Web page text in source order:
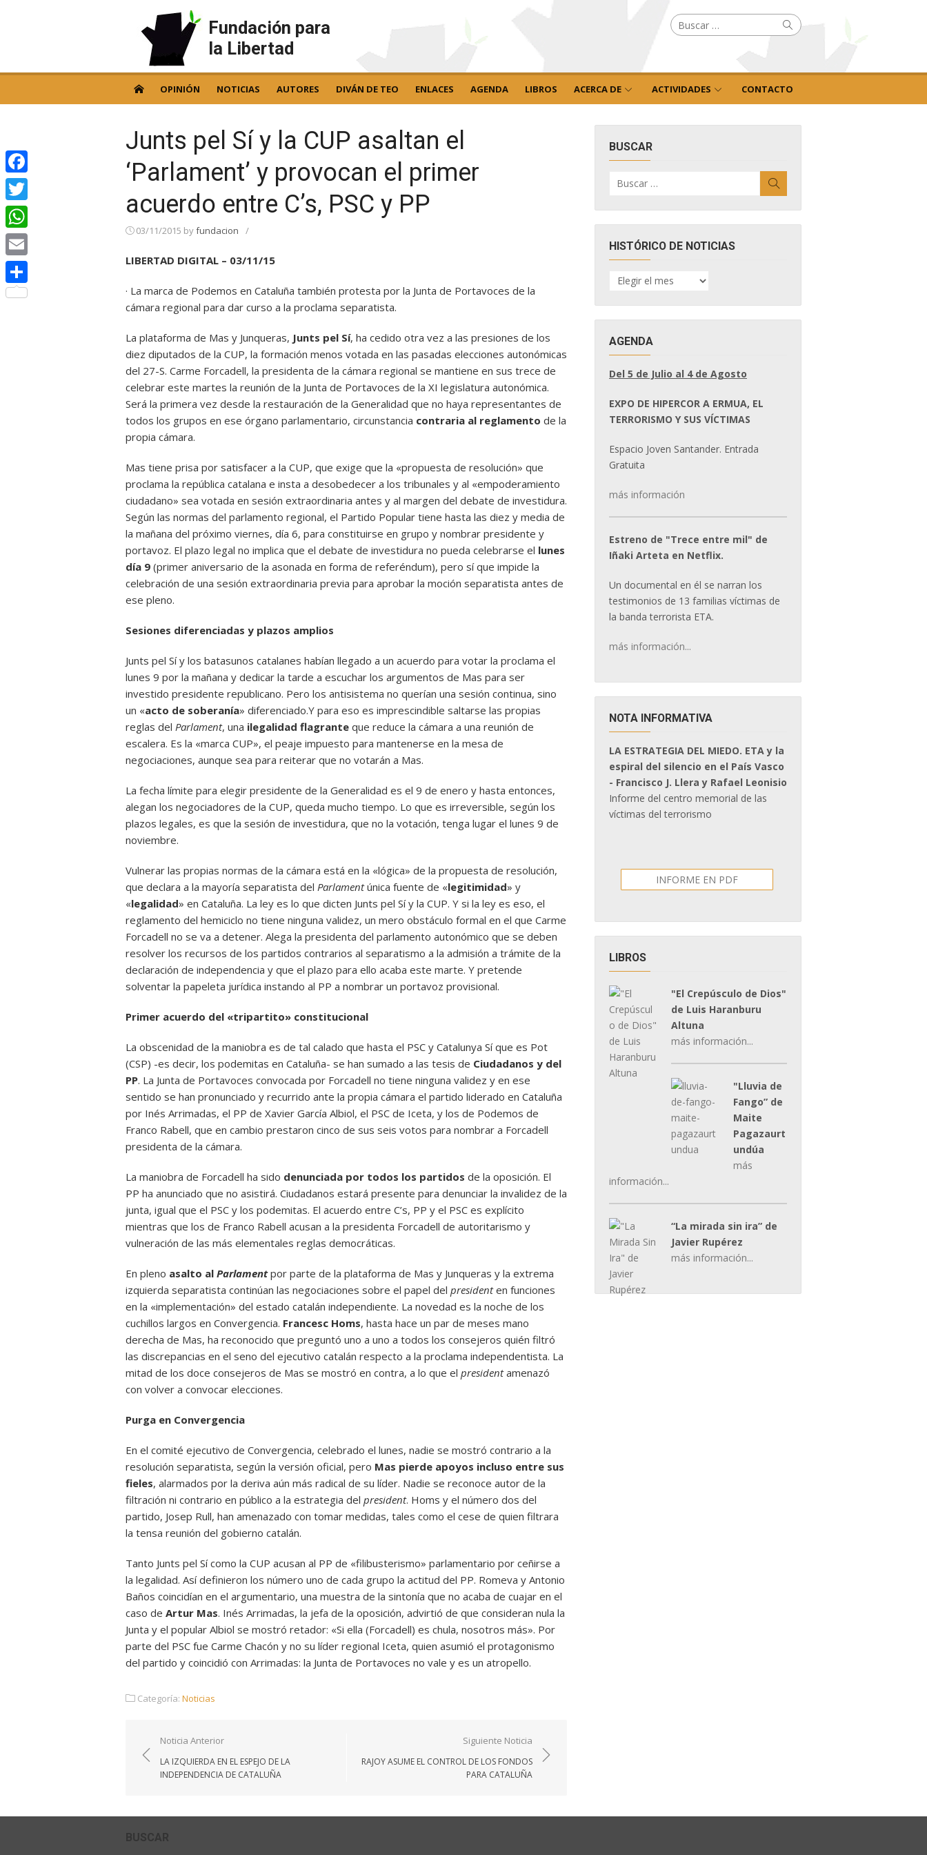
Fundación para
la Libertad
Buscar
por: Buscar
OPINIÓN NOTICIAS AUTORES DIVÁN DE TEO ENLACES AGENDA LIBROS ACERCA DE ACTIVIDADES CONTACTO
Junts pel Sí y la CUP asaltan el
‘Parlament’ y provocan el primer
acuerdo entre C’s, PSC y PP
03/11/2015 byfundacion /
LIBERTAD DIGITAL – 03/11/15
· La marca de Podemos en Cataluña también protesta por la Junta de Portavoces de la
cámara regional para dar curso a la proclama separatista.
La plataforma de Mas y Junqueras, Junts pel Sí, ha cedido otra vez a las presiones de los
diez diputados de la CUP, la formación menos votada en las pasadas elecciones autonómicas
del 27-S. Carme Forcadell, la presidenta de la cámara regional se mantiene en sus trece de
celebrar este martes la reunión de la Junta de Portavoces de la XI legislatura autonómica.
Será la primera vez desde la restauración de la Generalidad que no haya representantes de
todos los grupos en ese órgano parlamentario, circunstancia contraria al reglamento de la
propia cámara.
Mas tiene prisa por satisfacer a la CUP, que exige que la «propuesta de resolución» que
proclama la república catalana e insta a desobedecer a los tribunales y al «empoderamiento
ciudadano» sea votada en sesión extraordinaria antes y al margen del debate de investidura.
Según las normas del parlamento regional, el Partido Popular tiene hasta las diez y media de
la mañana del próximo viernes, día 6, para constituirse en grupo y nombrar presidente y
portavoz. El plazo legal no implica que el debate de investidura no pueda celebrarse el lunes
día 9 (primer aniversario de la asonada en forma de referéndum), pero sí que impide la
celebración de una sesión extraordinaria previa para aprobar la moción separatista antes de
ese pleno.
Sesiones diferenciadas y plazos amplios
Junts pel Sí y los batasunos catalanes habían llegado a un acuerdo para votar la proclama el
lunes 9 por la mañana y dedicar la tarde a escuchar los argumentos de Mas para ser
investido presidente republicano. Pero los antisistema no querían una sesión continua, sino
un «acto de soberanía» diferenciado.Y para eso es imprescindible saltarse las propias
reglas del Parlament, una ilegalidad flagrante que reduce la cámara a una reunión de
escalera. Es la «marca CUP», el peaje impuesto para mantenerse en la mesa de
negociaciones, aunque sea para reiterar que no votarán a Mas.
La fecha límite para elegir presidente de la Generalidad es el 9 de enero y hasta entonces,
alegan los negociadores de la CUP, queda mucho tiempo. Lo que es irreversible, según los
plazos legales, es que la sesión de investidura, que no la votación, tenga lugar el lunes 9 de
noviembre.
Vulnerar las propias normas de la cámara está en la «lógica» de la propuesta de resolución,
que declara a la mayoría separatista del Parlamentúnica fuente de «legitimidad» y
«legalidad» en Cataluña. La ley es lo que dicten Junts pel Sí y la CUP. Y si la ley es eso, el
reglamento del hemiciclo no tiene ninguna validez, un mero obstáculo formal en el que Carme
Forcadell no se va a detener. Alega la presidenta del parlamento autonómico que se deben
resolver los recursos de los partidos contrarios al separatismo a la admisión a trámite de la
declaración de independencia y que el plazo para ello acaba este marte. Y pretende
solventar la papeleta jurídica instando al PP a nombrar un portavoz provisional.
Primer acuerdo del «tripartito» constitucional
La obscenidad de la maniobra es de tal calado que hasta el PSC y Catalunya Sí que es Pot
(CSP) -es decir, los podemitas en Cataluña- se han sumado a las tesis de Ciudadanos y del
PP. La Junta de Portavoces convocada por Forcadell no tiene ninguna validez y en ese
sentido se han pronunciado y recurrido ante la propia cámara el partido liderado en Cataluña
por Inés Arrimadas, el PP de Xavier García Albiol, el PSC de Iceta, y los de Podemos de
Franco Rabell, que en cambio prestaron cinco de sus seis votos para nombrar a Forcadell
presidenta de la cámara.
La maniobra de Forcadell ha sido denunciada por todos los partidos de la oposición. El
PP ha anunciado que no asistirá. Ciudadanos estará presente para denunciar la invalidez de la
junta, igual que el PSC y los podemitas. El acuerdo entre C’s, PP y el PSC es explícito
mientras que los de Franco Rabell acusan a la presidenta Forcadell de autoritarismo y
vulneración de las más elementales reglas democráticas.
En pleno asalto al Parlamentpor parte de la plataforma de Mas y Junqueras y la extrema
izquierda separatista continúan las negociaciones sobre el papel del presidenten funciones
en la «implementación» del estado catalán independiente. La novedad es la noche de los
cuchillos largos en Convergencia. Francesc Homs, hasta hace un par de meses mano
derecha de Mas, ha reconocido que preguntó uno a uno a todos los consejeros quién filtró
las discrepancias en el seno del ejecutivo catalán respecto a la proclama independentista. La
mitad de los doce consejeros de Mas se mostró en contra, a lo que el presidentamenazó
con volver a convocar elecciones.
Purga en Convergencia
En el comité ejecutivo de Convergencia, celebrado el lunes, nadie se mostró contrario a la
resolución separatista, según la versión oficial, pero Mas pierde apoyos incluso entre sus
fieles, alarmados por la deriva aún más radical de su líder. Nadie se reconoce autor de la
filtración ni contrario en público a la estrategia del president. Homs y el número dos del
partido, Josep Rull, han amenazado con tomar medidas, tales como el cese de quien filtrara
la tensa reunión del gobierno catalán.
Tanto Junts pel Sí como la CUP acusan al PP de «filibusterismo» parlamentario por ceñirse a
la legalidad. Así definieron los número uno de cada grupo la actitud del PP. Romeva y Antonio
Baños coincidían en el argumentario, una muestra de la sintonía que no acaba de cuajar en el
caso de Artur Mas. Inés Arrimadas, la jefa de la oposición, advirtió de que consideran nula la
Junta y el popular Albiol se mostró retador: «Si ella (Forcadell) es chula, nosotros más». Por
parte del PSC fue Carme Chacón y no su líder regional Iceta, quien asumió el protagonismo
del partido y coincidió con Arrimadas: la Junta de Portavoces no vale y es un atropello.
Categoría: Noticias
Navegación
de
entradas
Noticia Anterior
LA IZQUIERDA EN EL ESPEJO DE LA
INDEPENDENCIA DE CATALUÑA
Siguiente Noticia
RAJOY ASUME EL CONTROL DE LOS FONDOS
PARA CATALUÑA
BUSCAR
por:
HISTÓRICO DE NOTICIAS
HISTÓRICO
DE
AGENDA
Del 5 de Julio al 4 de Agosto
EXPO DE HIPERCOR A ERMUA, EL
TERRORISMO Y SUS VÍCTIMAS
Espacio Joven Santander. Entrada
Gratuita
más información
Estreno de "Trece entre mil" de
Iñaki Arteta en Netflix.
Un documental en él se narran los
testimonios de 13 familias víctimas de
la banda terrorista ETA.
más información...
NOTA INFORMATIVA
LA ESTRATEGIA DEL MIEDO. ETA y la
espiral del silencio en el País Vasco
- Francisco J. Llera y Rafael Leonisio
Informe del centro memorial de las
víctimas del terrorismo
INFORME EN PDF
LIBROS
"El Crepúsculo de Dios"
de Luis Haranburu
Altuna
más información...
"Lluvia de
Fango” de
Maite
Pagazaurt
undúa
más
información...
“La mirada sin ira” de
Javier Rupérez
más información...
BUSCAR
Facebook
Twitter
WhatsApp
Email
Compartir